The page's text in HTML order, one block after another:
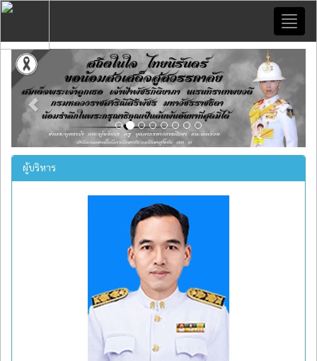
Previous
ผู้บริหาร